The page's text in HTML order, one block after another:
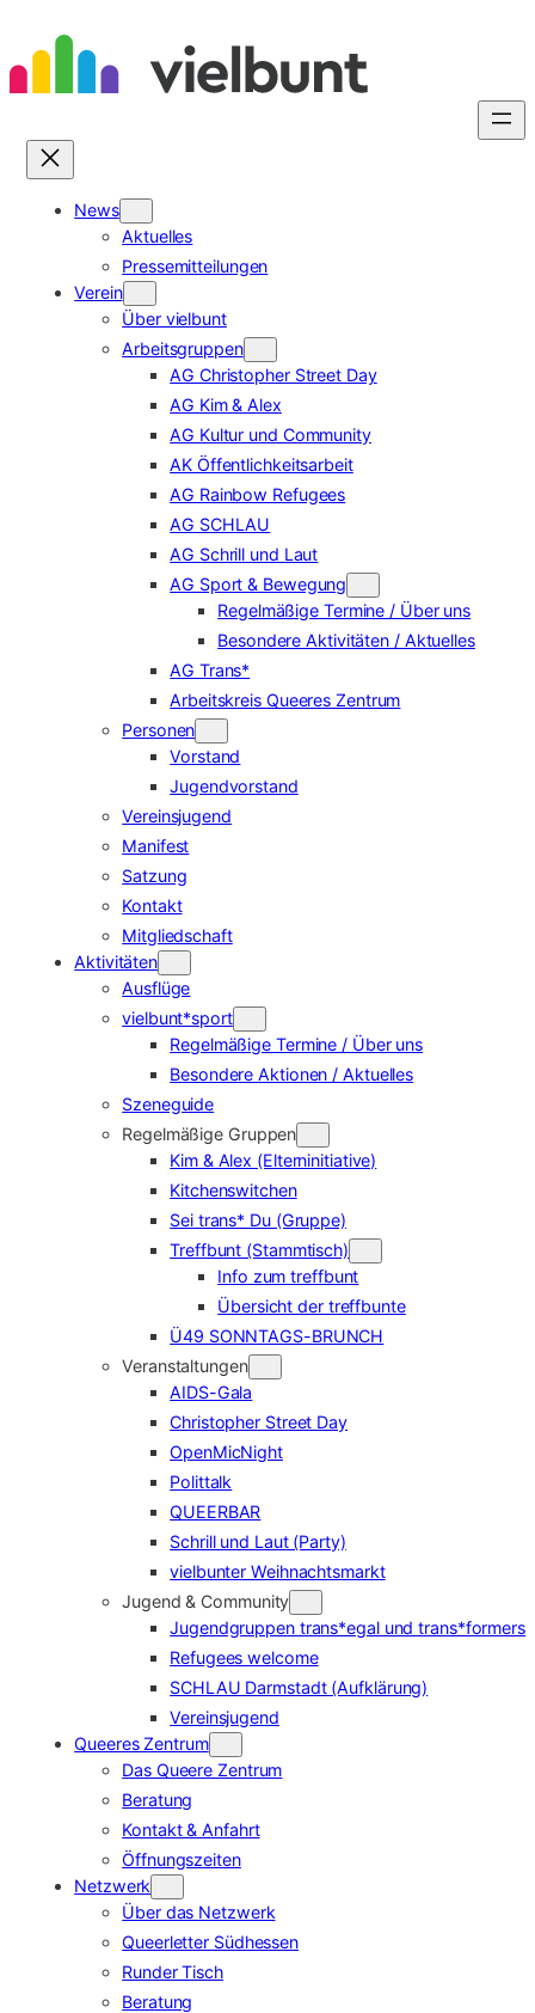
Inhalt
springen
News
Aktuelles
Pressemitteilungen
Verein
Über vielbunt
Arbeitsgruppen
AG Christopher Street Day
AG Kim & Alex
AG Kultur und Community
AK Öffentlichkeitsarbeit
AG Rainbow Refugees
AG SCHLAU
AG Schrill und Laut
AG Sport & Bewegung
Regelmäßige Termine / Über uns
Besondere Aktivitäten / Aktuelles
AG Trans*
Arbeitskreis Queeres Zentrum
Personen
Vorstand
Jugendvorstand
Vereinsjugend
Manifest
Satzung
Kontakt
Mitgliedschaft
Aktivitäten
Ausflüge
vielbunt*sport
Regelmäßige Termine / Über uns
Besondere Aktionen / Aktuelles
Szeneguide
Regelmäßige Gruppen
Kim & Alex (Elterninitiative)
Kitchenswitchen
Sei trans* Du (Gruppe)
Treffbunt (Stammtisch)
Info zum treffbunt
Übersicht der treffbunte
Ü49 SONNTAGS-BRUNCH
Veranstaltungen
AIDS-Gala
Christopher Street Day
OpenMicNight
Polittalk
QUEERBAR
Schrill und Laut (Party)
vielbunter Weihnachtsmarkt
Jugend & Community
Jugendgruppen trans*egal und trans*formers
Refugees welcome
SCHLAU Darmstadt (Aufklärung)
Vereinsjugend
Queeres Zentrum
Das Queere Zentrum
Beratung
Kontakt & Anfahrt
Öffnungszeiten
Netzwerk
Über das Netzwerk
Queerletter Südhessen
Runder Tisch
Beratung